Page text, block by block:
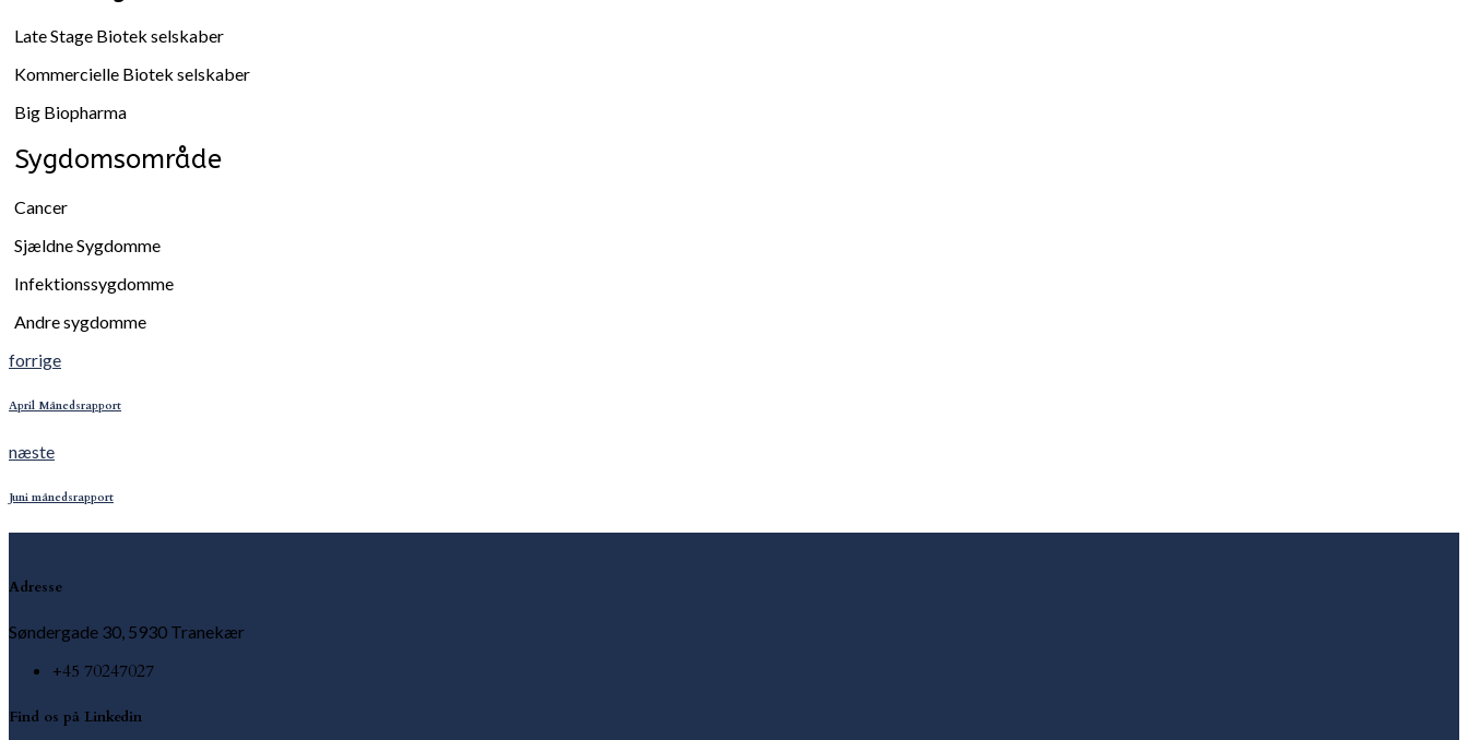
Late Stage Biotek selskaber
Kommercielle Biotek selskaber
Big Biopharma
Sygdomsområde
Cancer
Sjældne Sygdomme
Infektionssygdomme
Andre sygdomme
forrige
April Månedsrapport
næste
Juni månedsrapport
Adresse
Søndergade 30, 5930 Tranekær
+45 70247027
Find os på Linkedin